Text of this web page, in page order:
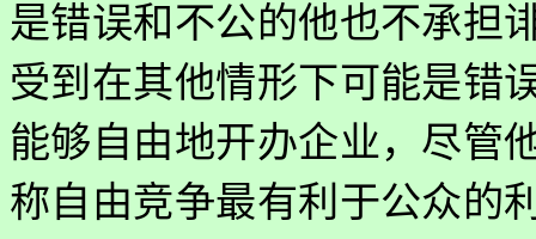
是错误和不公的他也不承担
受到在其他情形下可能是错
能够自由地开办企业，尽管
称自由竞争最有利于公众的